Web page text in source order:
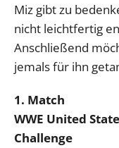
Miz gibt zu
nicht leichtfertig
Anschließend
jemals für ihn
1. Match
WWE United
Challenge